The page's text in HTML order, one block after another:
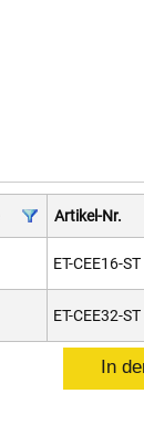
Artikel-Nr.
ET-CEE16-ST
ET-CEE32-ST